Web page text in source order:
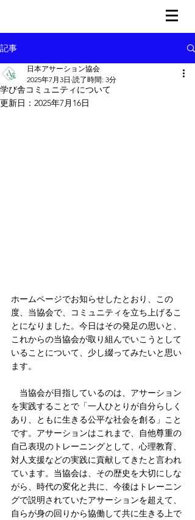
記事
学び舎コミュニティについて
日本アサーション協会
2025年7月3日 読了時間: 3分
更新日： 2025年7月16日
ホームページでお知らせしたとおり、この
度、当協会で、コミュニティを立ち上げるこ
とになりました。今日はその発足の思いと、
これからの当協会が取り組んでいこうとして
いることについて、少し綴ってみたいと思い
ます。
当協会が目指しているのは、アサーション
を実践することで「一人ひとりが自分らしく
あり、ともに生きる公平な社会を創る」こと
です。アサーションはこれまで、自他尊重の
自己表現のトレーニングとして、心理教育、
対人支援などの実践に貢献してきたと言われ
ています。当協会は、その歴史を大切にしな
がら、時代の変化と共に、今後はトレーニン
グで説明されていたアサーションを超えて、
自らが身の回りから協働して共に生きる上で